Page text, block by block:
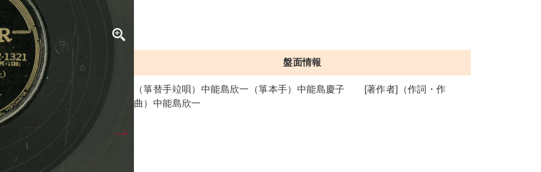
上）
盤面情報
（箏替手竝唄）中能島欣一（箏本手）中能島慶子 [著作者]（作詞・作
曲）中能島欣一